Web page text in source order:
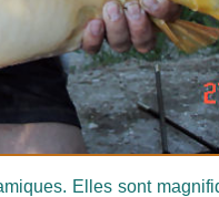
Elles sont